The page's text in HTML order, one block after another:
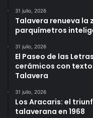
31 julio, 2026
Talavera renueva la
parquímetros
31 julio, 2026
El Paseo de las
cerámicos con
Talavera
31 julio, 2026
Los Aracaris: el
talaverana en 1968